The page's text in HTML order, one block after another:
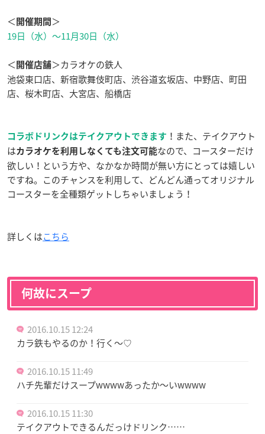
＜ 開催期間 ＞
19日（水）〜11月30日（水）
＜ 開催店舗＞カラオケの鉄人
池袋東口店、新宿歌舞伎町店、渋谷道玄坂店、中野店、町田
店、桜木町店、大宮店、船橋店
コラボドリンクはテイクアウトできます ！また、テイクアウト
はカラオケを利用しなくても注文可能なので、コースターだけ
欲しい！という方や、なかなか時間が無い方にとっては嬉しい
ですね。このチャンスを利用して、どんどん通ってオリジナル
コースターを全種類ゲットしちゃいましょう！
詳しくはこちら
何故にスープ
2016.10.15 12:24
カラ鉄もやるのか！行く〜♡
2016.10.15 11:49
ハチ先輩だけスープwwwwあったか～いwwww
2016.10.15 11:30
テイクアウトできるんだっけドリンク……